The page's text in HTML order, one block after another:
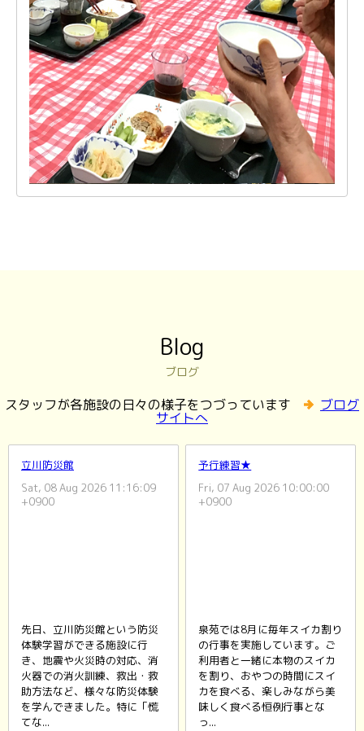
Blog
ブログ
スタッフが各施設の日々の様子をつづっています ブログ
サイトへ
立川防災館
Sat, 08 Aug 2026 11:16:09
+0900
先日、立川防災館という防災
体験学習ができる施設に行
き、地震や火災時の対応、消
火器での消火訓練、救出・救
助方法など、様々な防災体験
を学んできました。特に「慌
てな...
予行練習★
Fri, 07 Aug 2026 10:00:00
+0900
泉苑では8月に毎年スイカ割り
の行事を実施しています。ご
利用者と一緒に本物のスイカ
を割り、おやつの時間にスイ
カを食べる、楽しみながら美
味しく食べる恒例行事とな
っ...